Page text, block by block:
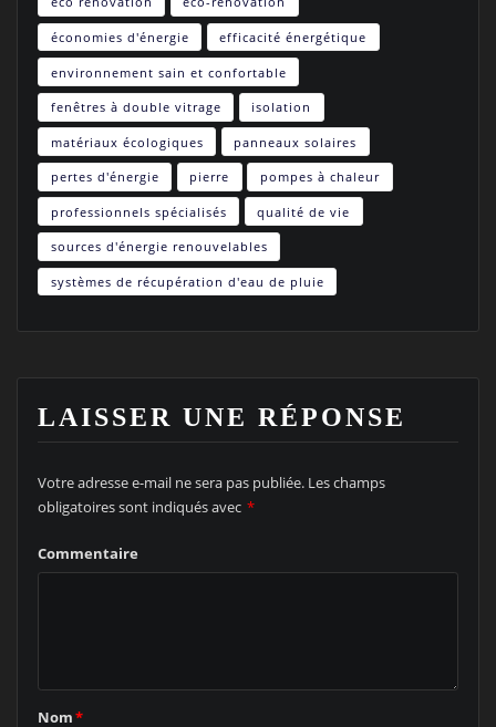
économies d'énergie efficacité énergétique
environnement sain et confortable
fenêtres à double vitrage isolation
matériaux écologiques panneaux solaires
pertes d'énergie pierre pompes à chaleur
professionnels spécialisés qualité de vie
sources d'énergie renouvelables
systèmes de récupération d'eau de pluie
LAISSER UNE RÉPONSE
Votre adresse e-mail ne sera pas publiée. Les champs
obligatoires sont indiqués avec *
Commentaire
Nom*